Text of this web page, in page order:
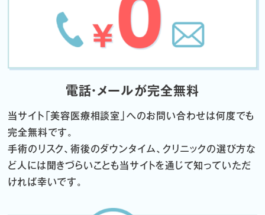
電話・メールが完全無料
当サイト「美容医療相談室」へのお問い合わせは何度でも
完全無料です。
手術のリスク、術後のダウンタイム、クリニックの選び方な
ど 人には聞きづらいことも当サイトを通じて知っていただ
ければ幸いです。